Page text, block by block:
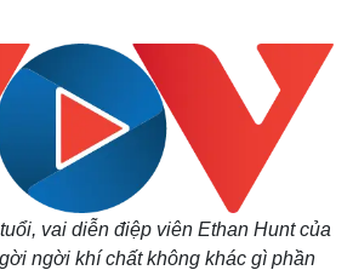
vai diễn điệp viên Ethan Hunt của
ngời khí chất không khác gì phần